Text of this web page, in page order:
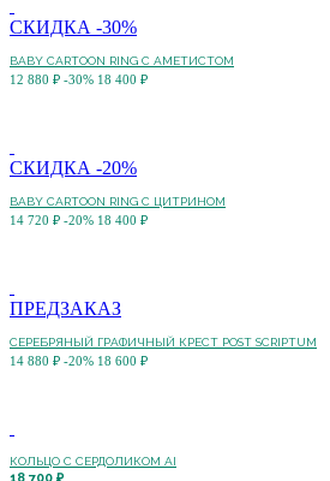
СКИДКА -30%
BABY CARTOON RING С АМЕТИСТОМ
12 880 ₽ -30% 18 400 ₽
СКИДКА -20%
BABY CARTOON RING С ЦИТРИНОМ
14 720 ₽ -20% 18 400 ₽
ПРЕДЗАКАЗ
СЕРЕБРЯНЫЙ ГРАФИЧНЫЙ КРЕСТ POST SCRIPTUM
14 880 ₽ -20% 18 600 ₽
КОЛЬЦО С CЕРДОЛИКОМ AI